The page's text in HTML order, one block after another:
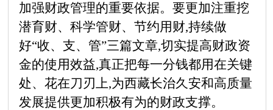
加强财政管理的重要依据。要更加注重挖
潜育财、科学管财、节约用财,持续做
好“收、支、管”三篇文章,切实提高财政资
金的使用效益,真正把每一分钱都用在关键
处、花在刀刃上,为西藏长治久安和高质量
发展提供更加积极有为的财政支撑。